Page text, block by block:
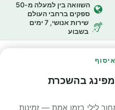
השוואה בין למעלה מ-50
ספקים ברחבי העולם
שירות אנושי, 7 ימים
בשבוע
בהשכרת
לילי בזמן אמת — זמינות